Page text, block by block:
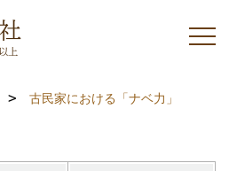
古民家における「ナベ力」